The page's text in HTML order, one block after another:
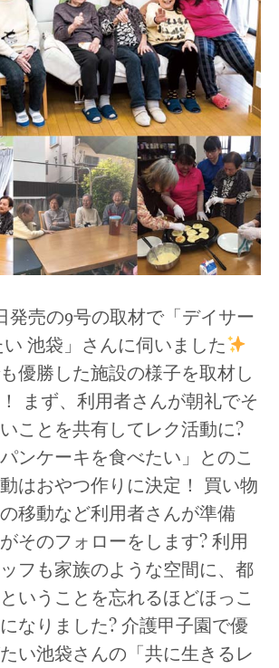
発売の9号の取材で「デイサー
池袋」さんに伺いました
優勝した施設の様子を取材し
まず、利用者さんが朝礼でそ
ことを共有してレク活動に?
ンケーキを食べたい」とのこ
はおやつ作りに決定！ 買い物
移動など利用者さんが準備
そのフォローをします? 利用
フも家族のような空間に、都
いうことを忘れるほどほっこ
なりました? 介護甲子園で優
い池袋さんの「共に生きるレ